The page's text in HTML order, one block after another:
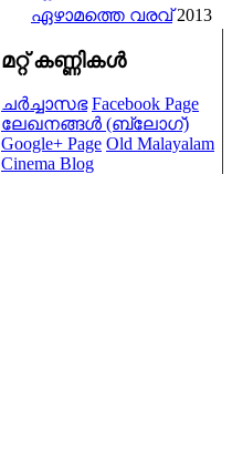
ഏഴാമത്തെ വരവ് 2013
മറ്റ് കണ്ണികള്‍
ചര്‍ച്ചാസഭ Facebook Page
ലേഖനങ്ങള്‍ (ബ്ലോഗ്)
Google+ Page Old Malayalam
Cinema Blog